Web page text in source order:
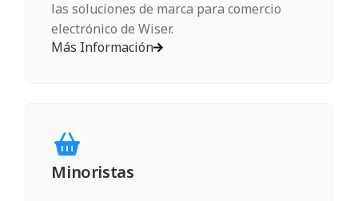
las soluciones de marca para comercio
electrónico de Wiser.
Más Información
Minoristas